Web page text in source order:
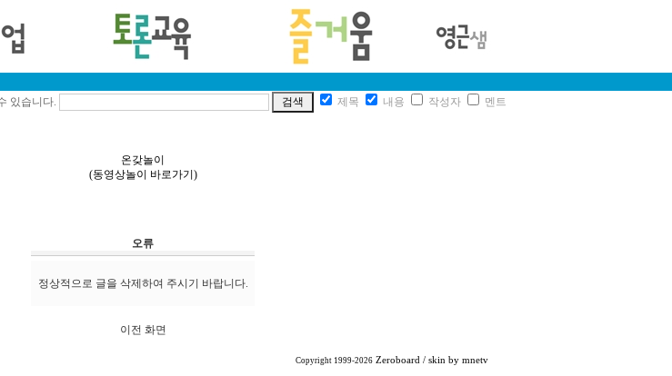
있습니다. 제목 내용 작성자 멘트
온갖놀이
(동영상놀이 바로가기 )
오류
정상적으로 글을 삭제하여 주시기 바랍니다.
이전 화면
Copyright 1999-2026 Zeroboard / skin by mnetv